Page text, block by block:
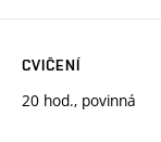
CVIČENÍ
20 hod., povinná